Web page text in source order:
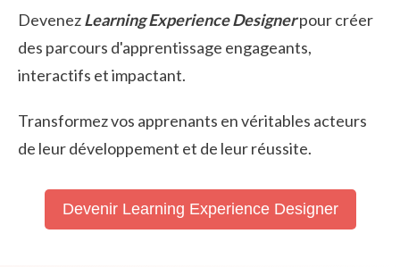
DevenezLearning Experience Designerpour créer
des parcours d'apprentissage engageants,
interactifs et impactant.
Transformez vos apprenants en véritables acteurs
de leur développement et de leur réussite.
Devenir Learning Experience Designer